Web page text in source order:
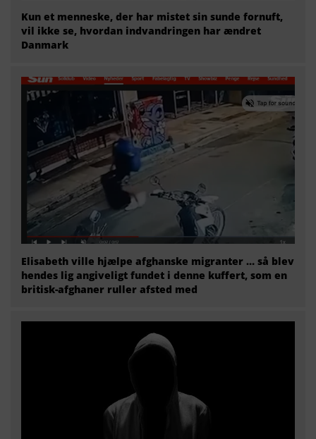
Kun et menneske, der har mistet sin sunde fornuft,
vil ikke se, hvordan indvandringen har ændret
Danmark
Elisabeth ville hjælpe afghanske migranter … så blev
hendes lig angiveligt fundet i denne kuffert, som en
britisk-afghaner ruller afsted med